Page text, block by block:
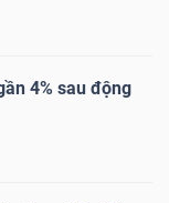
4% sau động